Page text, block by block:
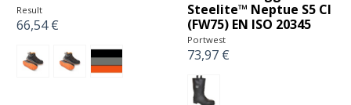
Result
66,54 €
Steelite™ Neptue S5 CI
(FW75) EN ISO 20345
Portwest
73,97 €